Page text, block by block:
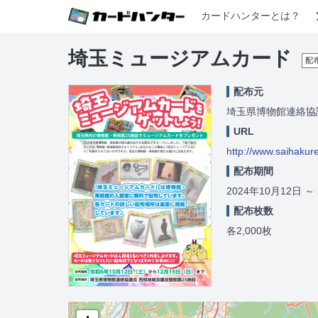
カードハンターとは？
埼玉ミュージアムカード 配
配布元
埼玉県博物館連絡協
URL
http://
配布期間
2024年10月12日 ～
配布枚数
各2,000枚